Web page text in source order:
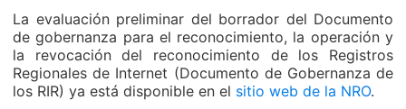
La evaluación preliminar del borrador del Documento
de gobernanza para el reconocimiento, la operación y
la revocación del reconocimiento de los Registros
Regionales de Internet (Documento de Gobernanza de
los RIR) ya está disponible en el sitio web de la NRO.